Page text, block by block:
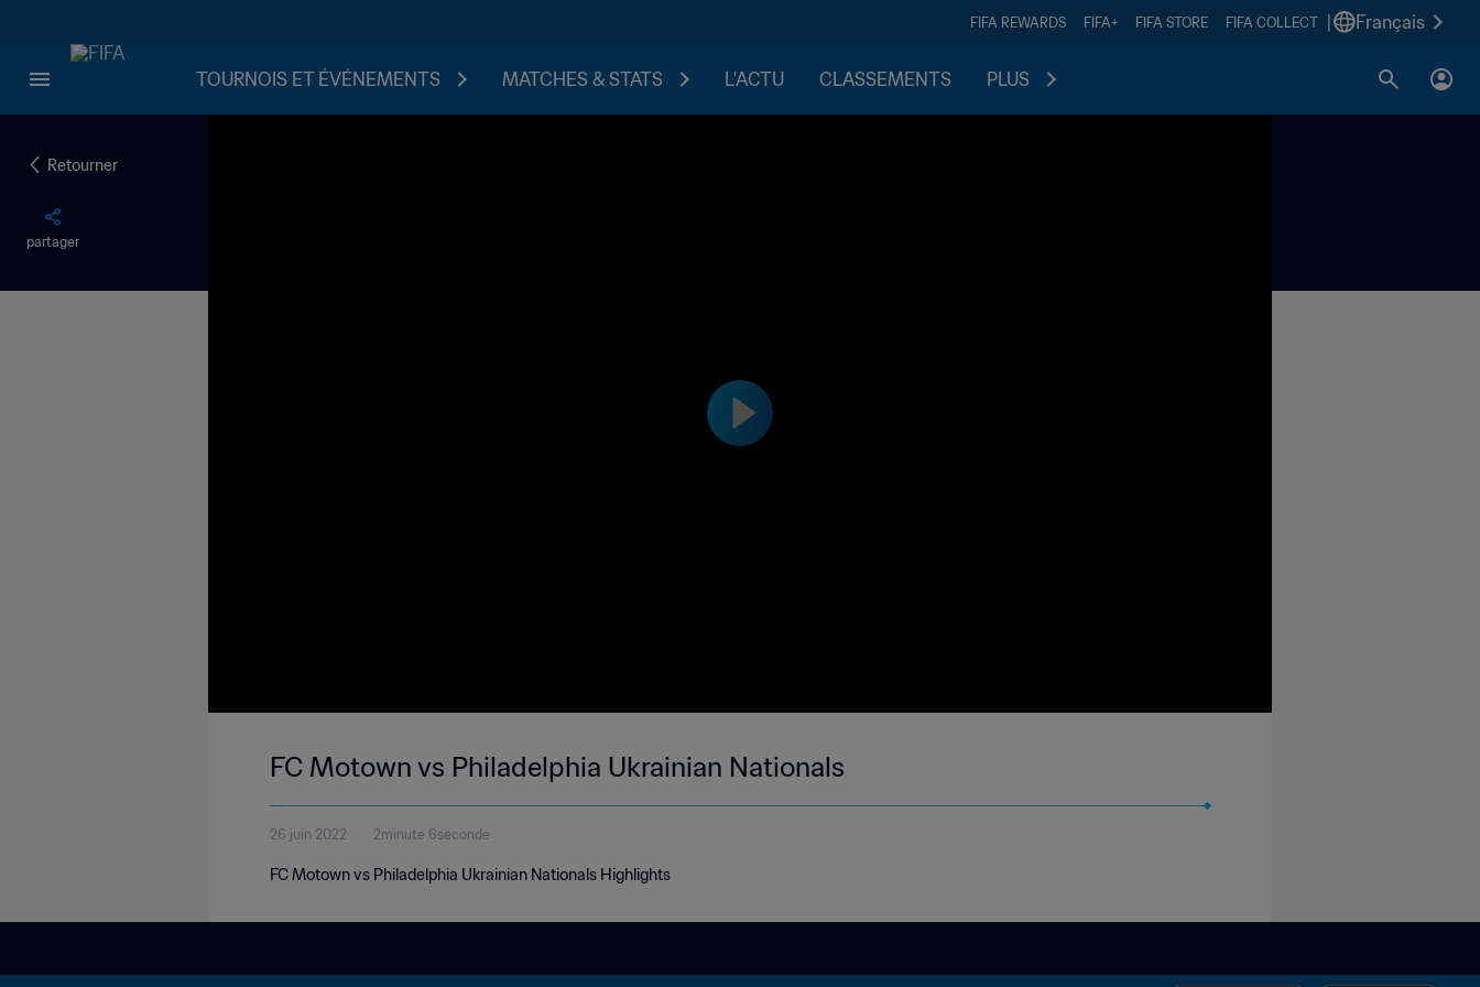
FIFA REWARDS FIFA+ FIFA STORE FIFA COLLECT Français
TOURNOIS ET ÉVÉNEMENTS MATCHES & STATS L'ACTU CLASSEMENTS PLUS
Retourner
partager
FC Motown vs Philadelphia Ukrainian Nationals
26 juin 2022 2minute 6seconde
FC Motown vs Philadelphia Ukrainian Nationals Highlights